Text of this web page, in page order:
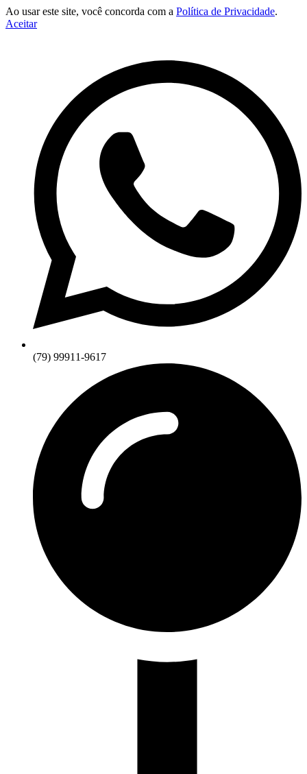
Ao usar este site, você concorda com a Política de Privacidade.
Aceitar
(79) 99911-9617